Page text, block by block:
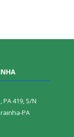
419, S/N
PA